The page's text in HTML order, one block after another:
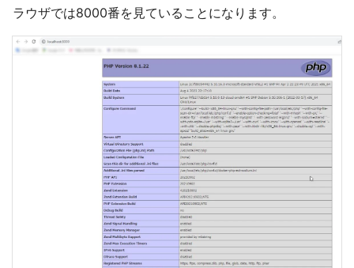
ラウザでは8000番を見ていることになります。